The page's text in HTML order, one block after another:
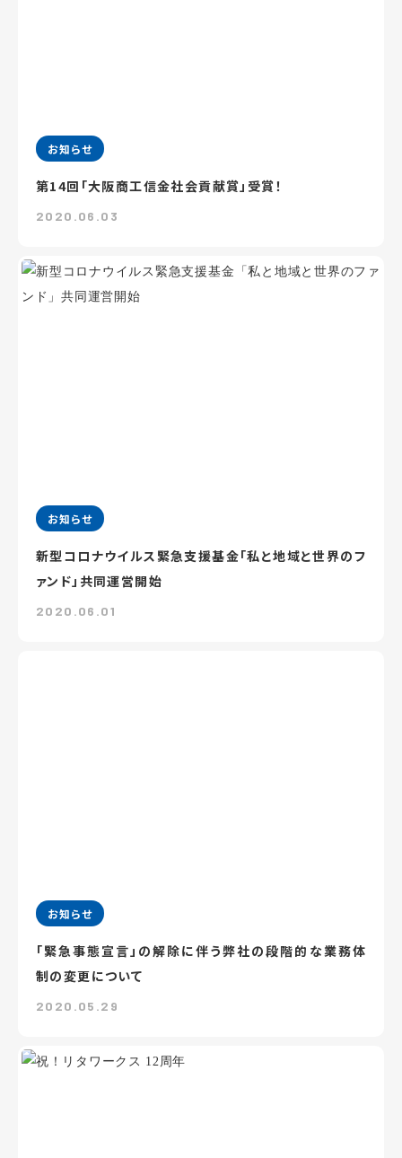
お知らせ
第14回「大阪商工信金社会貢献賞」受賞！
2020.06.03
お知らせ
新型コロナウイルス緊急支援基金「私と地域と世界のフ
ァンド」共同運営開始
2020.06.01
お知らせ
「緊急事態宣言」の解除に伴う弊社の段階的な業務体
制の変更について
2020.05.29